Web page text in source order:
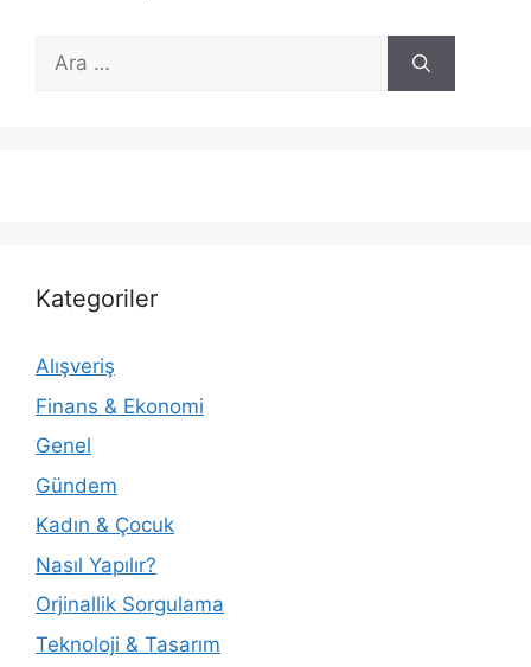
için
Kategoriler
Alışveriş
Finans & Ekonomi
Genel
Gündem
Kadın & Çocuk
Nasıl Yapılır?
Orjinallik Sorgulama
Teknoloji & Tasarım